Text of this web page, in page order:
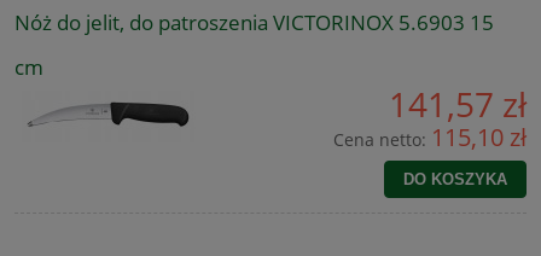
Nóż do jelit, do patroszenia VICTORINOX 5.6903 15
cm
141,57 zł
Cena netto: 115,10 zł
DO KOSZYKA